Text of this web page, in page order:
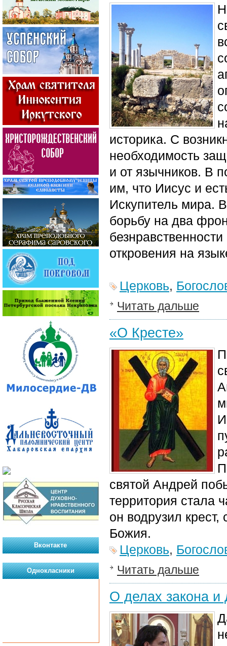
историка. С
необходимость
и от язычников. В
им, что Иисус и
Искупитель мира.
борьбу на два
откровения на
Церковь,
Читать дальше
«О Кресте»
святой Андрей
территория стала
он водрузил крест,
Божия.
Церковь,
Читать дальше
О делах закона и
Вконтакте
Однокласники